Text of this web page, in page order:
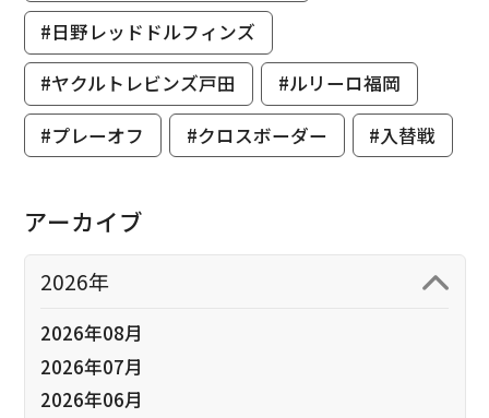
#日野レッドドルフィンズ
#ヤクルトレビンズ戸田
#ルリーロ福岡
#プレーオフ
#クロスボーダー #入替戦
アーカイブ
2026年
2026年08月
2026年07月
2026年06月